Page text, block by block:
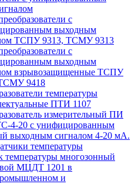
с
выходным
ТСПУ 9313, ТСМУ 9313
с
выходным
взрывозащищенные ТСПУ
9418
температуры
ПТИ 1107
измерительный ПИ
4-20 с унифицированным
выходным сигналом 4-20 мА.
температуры
температуры многозонный
МЦДТ 1201 в
и